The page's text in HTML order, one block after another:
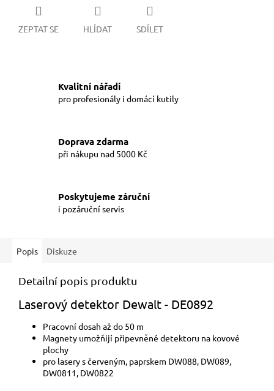
ZEPTAT SE HLÍDAT SDÍLET
Kvalitní nářadí
pro profesionály i domácí kutily
Doprava zdarma
při nákupu nad 5000 Kč
Poskytujeme záruční
i pozáruční servis
Popis Diskuze
Detailní popis produktu
Laserový detektor Dewalt - DE0892
Pracovní dosah až do 50 m
Magnety umožňijí připevněné detektoru na kovové
plochy
pro lasery s červeným, paprskem DW088, DW089,
DW0811, DW0822